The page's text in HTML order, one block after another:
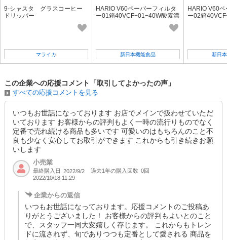
9-シャスタ グラスコーヒー
ドリッパー
マライカ
HARIO V60ペーパーフィルタ
ー01箱40VCF−01−40W酸素漂
新日本機能食品
HARIO V60
ー02箱
新日
この企業への応援コメント「取引してよかったの声」
すべての応援コメントを見る
いつもお世話になっております お店でメインで扱わせていただ
いております お客様からの評判もよく一時の流行りものでなく
定番で売れ続ける商品も多いです 可愛いのはもちろんのこと不
良も少なく安心してお取引ができます これからも引き続きお願
いします
小売業
最終購入日 2022/9/2 過去1年の購入回数 0回
2022/10/18 11:29
企業からの返信
いつもお世話になっております。応援コメントのご投稿あ
りがとうございました！ お客様からの評判もよいとのこと
で、スタッフ一同大変嬉しく存じます。 これからもトレン
ドに流されず、旬でありつつも定番として愛される 商品を